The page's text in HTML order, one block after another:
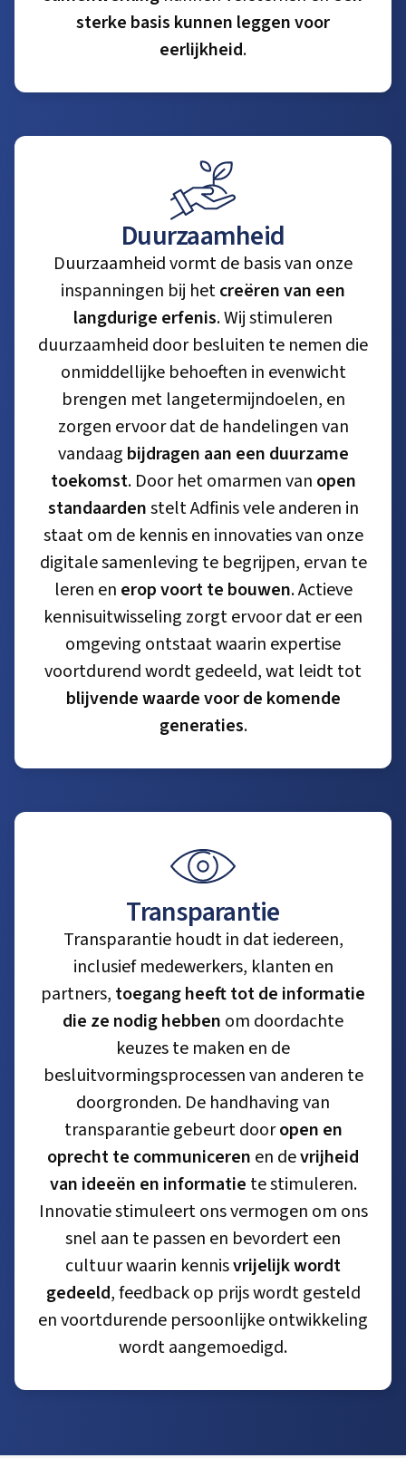
sterke basis kunnen leggen voor
eerlijkheid.
Duurzaamheid
Duurzaamheid vormt de basis van onze
inspanningen bij hetcreëren van een
langdurige erfenis. Wij stimuleren
duurzaamheid door besluiten te nemen die
onmiddellijke behoeften in evenwicht
brengen met langetermijndoelen, en
zorgen ervoor dat de handelingen van
vandaag bijdragen aan een duurzame
toekomst. Door het omarmen van open
standaardenstelt Adfinis vele anderen in
staat om de kennis en innovaties van onze
digitale samenleving te begrijpen, ervan te
leren en erop voort te bouwen. Actieve
kennisuitwisseling zorgt ervoor dat er een
omgeving ontstaat waarin expertise
voortdurend wordt gedeeld, wat leidt tot
blijvende waarde voor de komende
generaties.
Transparantie
Transparantie houdt in dat iedereen,
inclusief medewerkers, klanten en
partners, toegang heeft tot de informatie
die ze nodig hebben om doordachte
keuzes te maken en de
besluitvormingsprocessen van anderen te
doorgronden. De handhaving van
transparantie gebeurt dooropen en
oprecht te communiceren en devrijheid
van ideeën en informatie te stimuleren.
Innovatie stimuleert ons vermogen om ons
snel aan te passen en bevordert een
cultuur waarin kennisvrijelijk wordt
gedeeld, feedback op prijs wordt gesteld
en voortdurende persoonlijke ontwikkeling
wordt aangemoedigd.